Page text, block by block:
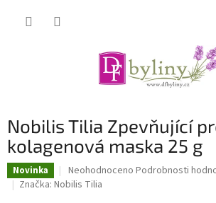
Nobilis Tilia Zpevňující
kolagenová maska 25 g
Novinka
Průměrné
hodnocení
Neohodnoceno Podrobnosti
Značka: Nobilis Tilia